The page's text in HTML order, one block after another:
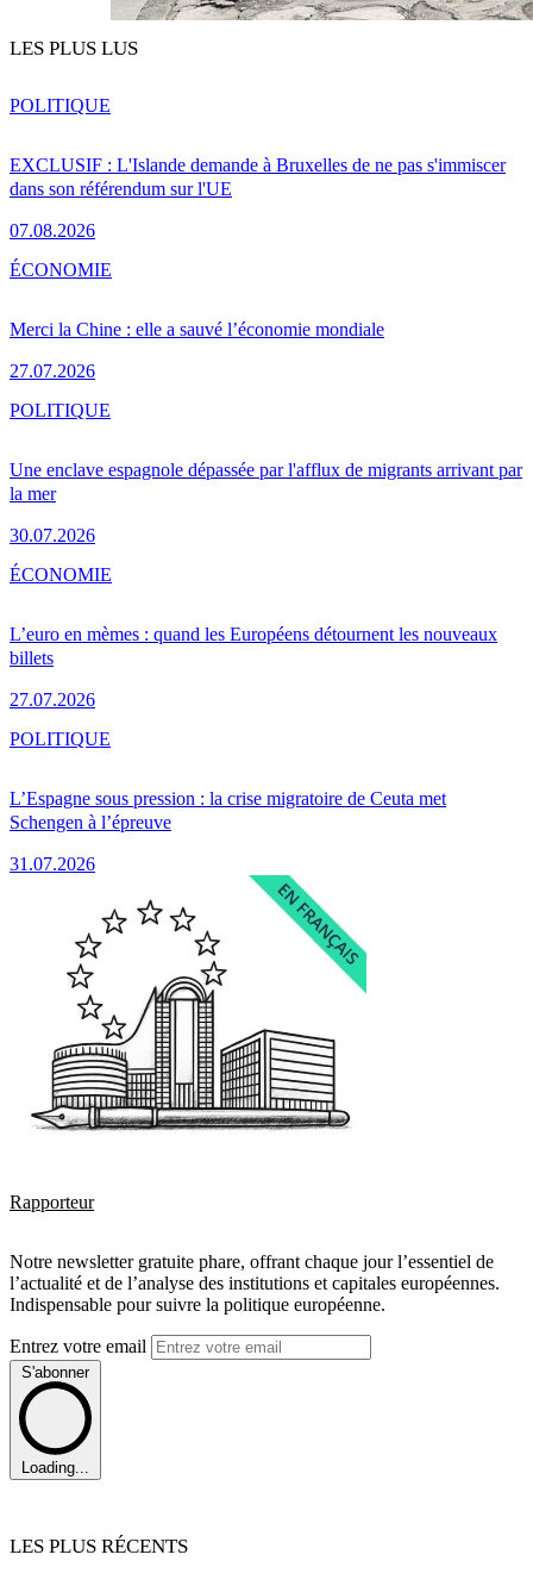
LES PLUS LUS
EXCLUSIF : L'Islande demande à Bruxelles de ne pas s'immiscer
dans son référendum sur l'UE
07.08.2026
POLITIQUE
Merci la Chine : elle a sauvé l’économie mondiale
27.07.2026
ÉCONOMIE
Une enclave espagnole dépassée par l'afflux de migrants arrivant par
la mer
30.07.2026
POLITIQUE
L’euro en mèmes : quand les Européens détournent les nouveaux
billets
27.07.2026
ÉCONOMIE
L’Espagne sous pression : la crise migratoire de Ceuta met
Schengen à l’épreuve
31.07.2026
POLITIQUE
Rapporteur
Notre newsletter gratuite phare, offrant chaque jour l’essentiel de
l’actualité et de l’analyse des institutions et capitales européennes.
Indispensable pour suivre la politique européenne.
Entrez votre email
S'abonner
Loading...
LES PLUS RÉCENTS